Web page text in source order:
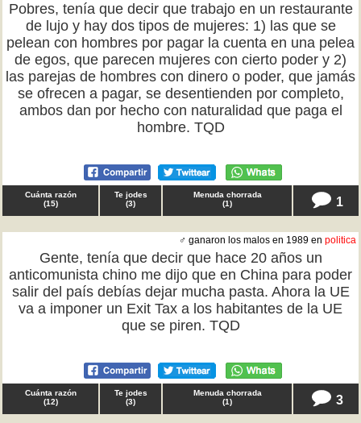
Pobres, tenía que decir que trabajo en un restaurante
de lujo y hay dos tipos de mujeres: 1) las que se
pelean con hombres por pagar la cuenta en una pelea
de egos, que parecen mujeres con cierto poder y 2)
las parejas de hombres con dinero o poder, que jamás
se ofrecen a pagar, se desentienden por completo,
ambos dan por hecho con naturalidad que paga el
hombre. TQD
Cuánta razón
(15)
Te jodes
(3)
Menuda chorrada
(1) 1
♂ ganaron los malos en 1989 en politica
Gente, tenía que decir que hace 20 años un
anticomunista chino me dijo que en China para poder
salir del país debías dejar mucha pasta. Ahora la UE
va a imponer un Exit Tax a los habitantes de la UE
que se piren. TQD
Cuánta razón
(12)
Te jodes
(3)
Menuda chorrada
(1) 3